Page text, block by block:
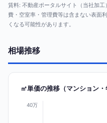
賃料: 不動産ポータルサイト（当社加
費・空室率・管理費等は含まない表面
くなる可能性があります。
相場推移
㎡単価の推移（マンション・
40万